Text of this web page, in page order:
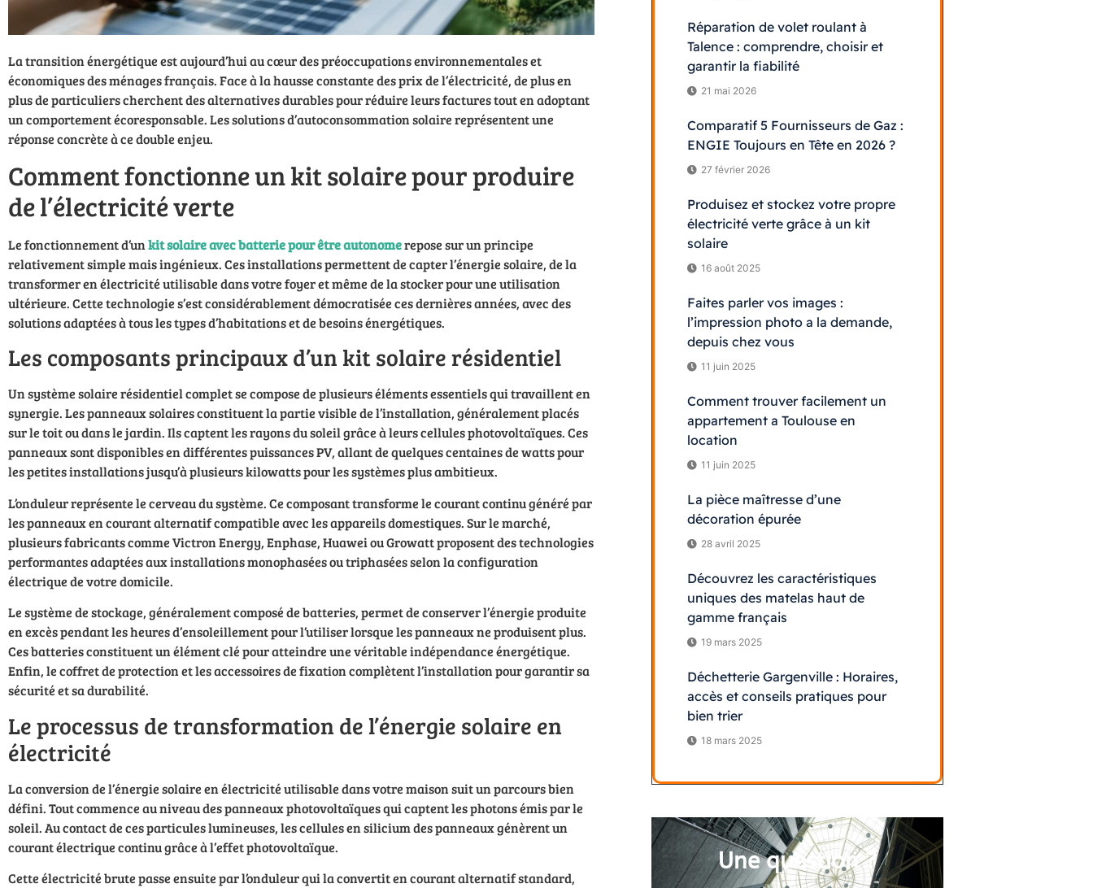
La transition énergétique est aujourd’hui au cœur des préoccupations environnementales et
économiques des ménages français. Face à la hausse constante des prix de l’électricité, de plus en
plus de particuliers cherchent des alternatives durables pour réduire leurs factures tout en adoptant
un comportement écoresponsable. Les solutions d’autoconsommation solaire représentent une
réponse concrète à ce double enjeu.
Comment fonctionne un kit solaire pour produire
de l’électricité verte
Le fonctionnement d’unkit solaire avec batterie pour être autonomerepose sur un principe
relativement simple mais ingénieux. Ces installations permettent de capter l’énergie solaire, de la
transformer en électricité utilisable dans votre foyer et même de la stocker pour une utilisation
ultérieure. Cette technologie s’est considérablement démocratisée ces dernières années, avec des
solutions adaptées à tous les types d’habitations et de besoins énergétiques.
Les composants principaux d’un kit solaire résidentiel
Un système solaire résidentiel complet se compose de plusieurs éléments essentiels qui travaillent en
synergie. Les panneaux solaires constituent la partie visible de l’installation, généralement placés
sur le toit ou dans le jardin. Ils captent les rayons du soleil grâce à leurs cellules photovoltaïques. Ces
panneaux sont disponibles en différentes puissances PV, allant de quelques centaines de watts pour
les petites installations jusqu’à plusieurs kilowatts pour les systèmes plus ambitieux.
L’onduleur représente le cerveau du système. Ce composant transforme le courant continu généré par
les panneaux en courant alternatif compatible avec les appareils domestiques. Sur le marché,
plusieurs fabricants comme Victron Energy, Enphase, Huawei ou Growatt proposent des technologies
performantes adaptées aux installations monophasées ou triphasées selon la configuration
électrique de votre domicile.
Le système de stockage, généralement composé de batteries, permet de conserver l’énergie produite
en excès pendant les heures d’ensoleillement pour l’utiliser lorsque les panneaux ne produisent plus.
Ces batteries constituent un élément clé pour atteindre une véritable indépendance énergétique.
Enfin, le coffret de protection et les accessoires de fixation complètent l’installation pour garantir sa
sécurité et sa durabilité.
Le processus de transformation de l’énergie solaire en
électricité
La conversion de l’énergie solaire en électricité utilisable dans votre maison suit un parcours bien
défini. Tout commence au niveau des panneaux photovoltaïques qui captent les photons émis par le
soleil. Au contact de ces particules lumineuses, les cellules en silicium des panneaux génèrent un
courant électrique continu grâce à l’effet photovoltaïque.
Cette électricité brute passe ensuite par l’onduleur qui la convertit en courant alternatif standard,
Réparation de volet roulant à
Talence : comprendre, choisir et
garantir la fiabilité
21 mai 2026
Comparatif 5 Fournisseurs de Gaz :
ENGIE Toujours en Tête en 2026 ?
27 février 2026
Produisez et stockez votre propre
électricité verte grâce à un kit
solaire
16 août 2025
Faites parler vos images :
l’impression photo a la demande,
depuis chez vous
11 juin 2025
Comment trouver facilement un
appartement a Toulouse en
location
11 juin 2025
La pièce maîtresse d’une
décoration épurée
28 avril 2025
Découvrez les caractéristiques
uniques des matelas haut de
gamme français
19 mars 2025
Déchetterie Gargenville : Horaires,
accès et conseils pratiques pour
bien trier
18 mars 2025
Une question ?